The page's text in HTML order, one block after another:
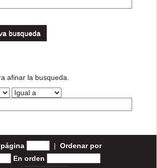
busqueda
afinar la busqueda.
| Ordenar por
En orden